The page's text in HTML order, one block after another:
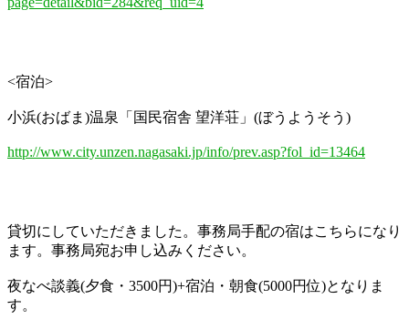
<宿泊>
小浜(おばま)温泉「国民宿舎 望洋荘」(ぼうようそう)
http://www.city.unzen.nagasaki.jp/info/prev.asp?fol_id=13464
貸切にしていただきました。事務局手配の宿はこちらになり
ます。事務局宛お申し込みください。
夜なべ談義(夕食・3500円)+宿泊・朝食(5000円位)となりま
す。